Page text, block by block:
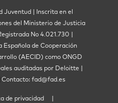
Juventud | Inscrita en el
del Ministerio de Justicia
No 4.021.730 |
Española de Cooperación
(AECID) como ONGD
auditadas por Deloitte |
fad@fad.es
de privacidad